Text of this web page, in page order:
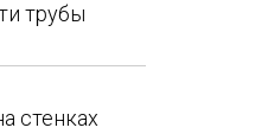
трубы
стенках